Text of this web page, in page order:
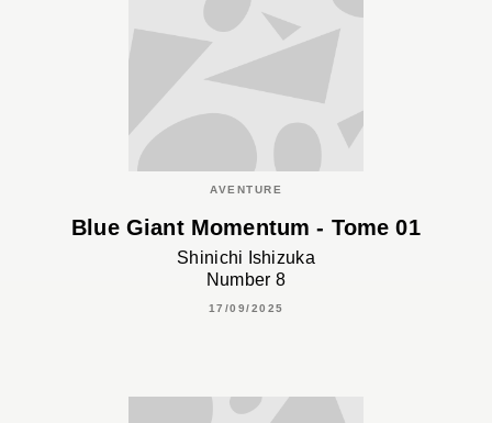
AVENTURE
Blue Giant Momentum - Tome 01
Shinichi Ishizuka
Number 8
17/09/2025